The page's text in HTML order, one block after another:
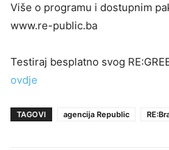
Više o programu i dostupnim
www.re-public.ba
Testiraj besplatno svog
ovdje
TAGOVI agencija Republic